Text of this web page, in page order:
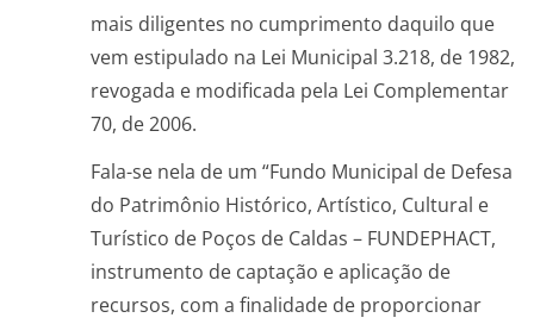
mais diligentes no cumprimento daquilo que
vem estipulado na Lei Municipal 3.218, de 1982,
revogada e modificada pela Lei Complementar
70, de 2006.
Fala-se nela de um “Fundo Municipal de Defesa
do Patrimônio Histórico, Artístico, Cultural e
Turístico de Poços de Caldas – FUNDEPHACT,
instrumento de captação e aplicação de
recursos, com a finalidade de proporcionar